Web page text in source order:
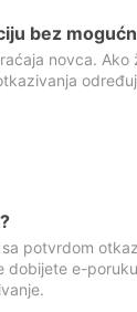
bez
novca.
potvrdom
e-